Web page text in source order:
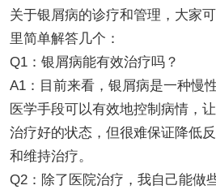
关于银屑病的诊疗和管理，大家
里简单解答几个：
Q1：银屑病能有效治疗吗？
A1：目前来看，银屑病是一种慢
医学手段可以有效地控制病情，
治疗好的状态，但很难保证降低
和维持治疗。
Q2：除了医院治疗，我自己能做